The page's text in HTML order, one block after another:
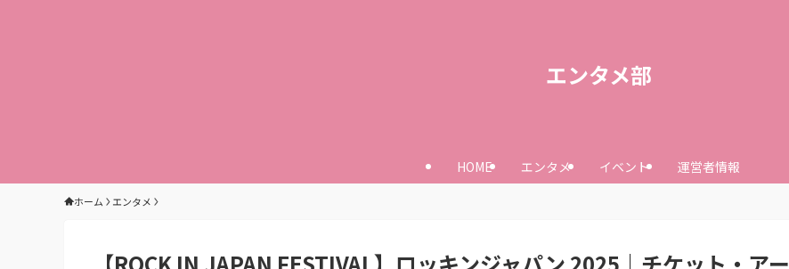
エンタメ部
HOME エンタメ イベント 運営者情報
ホーム エンタメ